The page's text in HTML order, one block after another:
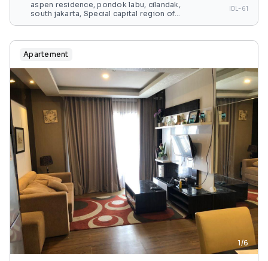
aspen residence, pondok labu, cilandak,
south jakarta, Special capital region of
IDL-61
Apartement
1/6